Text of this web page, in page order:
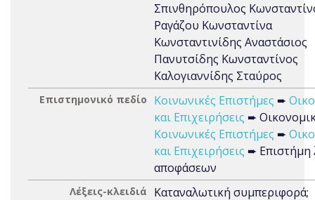
Σπινθηρόπουλος
Ραγάζου Κωνσταντίνα
Κωνσταντινίδης Αναστάσιος
Πανυτσίδης Κωνσταντίνος
Καλογιαννίδης Σταύρος
Επιστημονικό πεδίο Κοινωνικές Επιστήμες ➨
και Επιχειρήσεις ➨
Κοινωνικές Επιστήμες ➨
και Επιχειρήσεις ➨ Επιστήμη
αποφάσεων
Λέξεις-κλειδιά Καταναλωτική συμπεριφορά;